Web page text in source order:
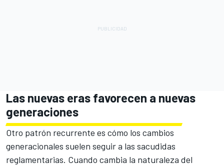
Las nuevas eras favorecen a nuevas
generaciones
Otro patrón recurrente es cómo los cambios
generacionales suelen seguir a las sacudidas
reglamentarias. Cuando cambia la naturaleza del